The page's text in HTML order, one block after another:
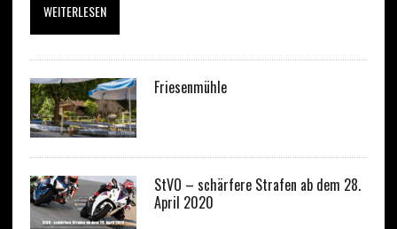
WEITERLESEN
Friesenmühle
StVO – schärfere Strafen ab dem 28.
April 2020